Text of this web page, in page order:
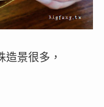
造景很多，